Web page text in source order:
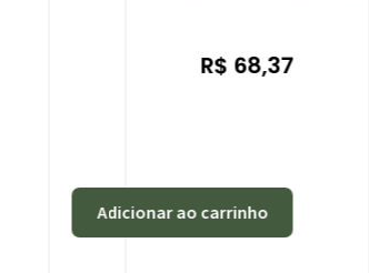
R$ 68,37
Adicionar ao carrinho